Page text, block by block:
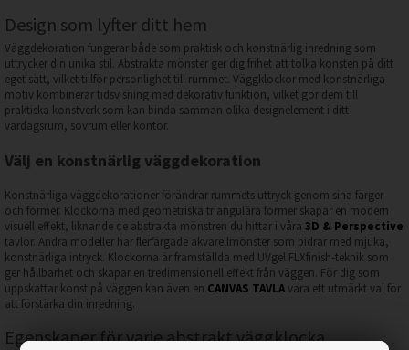
Design som lyfter ditt hem
Väggdekoration fungerar både som praktisk och konstnärlig inredning som
uttrycker din unika stil. Abstrakta mönster ger dig frihet att tolka konsten på ditt
eget sätt, vilket tillför personlighet till rummet. Väggklockor med konstnärliga
motiv kombinerar tidsvisning med dekorativ funktion, vilket gör dem till
praktiska konstverk som kan binda samman olika designelement i ditt
vardagsrum, sovrum eller kontor.
Välj en konstnärlig väggdekoration
Konstnärliga väggdekorationer förändrar rummets uttryck genom sina färger
och former. Klockorna med geometriska triangulära former skapar en modern
visuell effekt, liknande de abstrakta mönstren du hittar i våra 3D & Perspective
tavlor. Andra modeller har flerfärgade akvarellmönster som bidrar med mjuka,
konstnärliga intryck. Klockorna är framställda med UVgel FLXfinish-teknik som
ger hållbarhet och skapar en tredimensionell effekt från väggen. För dig som
uppskattar konst på väggen kan även en CANVAS TAVLA vara ett utmärkt val för
att förstärka din inredning.
Egenskaper för varje abstrakt väggklocka